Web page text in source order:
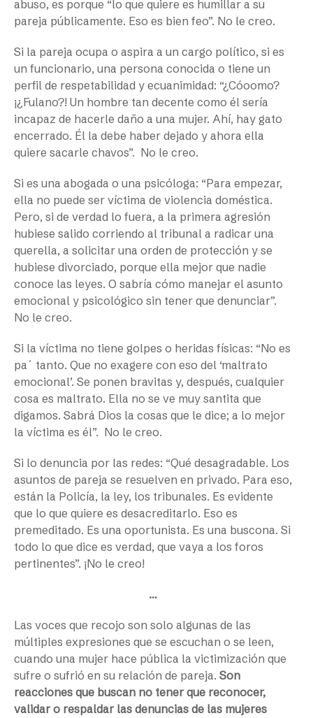
abuso, es porque “lo que quiere es humillar a su
pareja públicamente. Eso es bien feo”. No le creo.
Si la pareja ocupa o aspira a un cargo político, si es
un funcionario, una persona conocida o tiene un
perfil de respetabilidad y ecuanimidad: “¿Cóoomo?
¡¿Fulano?! Un hombre tan decente como él sería
incapaz de hacerle daño a una mujer. Ahí, hay gato
encerrado. Él la debe haber dejado y ahora ella
quiere sacarle chavos”. No le creo.
Si es una abogada o una psicóloga: “Para empezar,
ella no puede ser víctima de violencia doméstica.
Pero, si de verdad lo fuera, a la primera agresión
hubiese salido corriendo al tribunal a radicar una
querella, a solicitar una orden de protección y se
hubiese divorciado, porque ella mejor que nadie
conoce las leyes. O sabría cómo manejar el asunto
emocional y psicológico sin tener que denunciar”.
No le creo.
Si la víctima no tiene golpes o heridas físicas: “No es
pa´ tanto. Que no exagere con eso del ‘maltrato
emocional’. Se ponen bravitas y, después, cualquier
cosa es maltrato. Ella no se ve muy santita que
digamos. Sabrá Dios la cosas que le dice; a lo mejor
la víctima es él”. No le creo.
Si lo denuncia por las redes: “Qué desagradable. Los
asuntos de pareja se resuelven en privado. Para eso,
están la Policía, la ley, los tribunales. Es evidente
que lo que quiere es desacreditarlo. Eso es
premeditado. Es una oportunista. Es una buscona. Si
todo lo que dice es verdad, que vaya a los foros
pertinentes”. ¡No le creo!
…
Las voces que recojo son solo algunas de las
múltiples expresiones que se escuchan o se leen,
cuando una mujer hace pública la victimización que
sufre o sufrió en su relación de pareja. Son
reacciones que buscan no tener que reconocer,
validar o respaldar las denuncias de las mujeres